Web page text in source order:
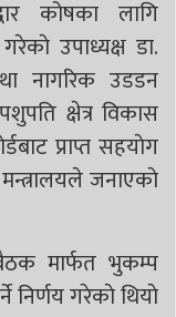
कोषका लागि
उपाध्यक्ष डा.
नागरिक उडडन
क्षेत्र विकास
प्राप्त सहयाेग
जनाएकाे
मार्फत भुकम्प
निर्णय गरेकाे थियाे